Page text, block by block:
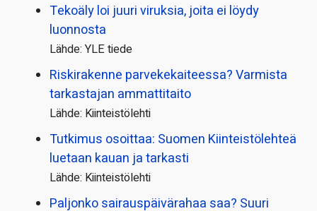
Tekoäly loi juuri viruksia, joita ei löydy
luonnosta
Lähde: YLE tiede
Riskirakenne parvekekaiteessa? Varmista
tarkastajan ammattitaito
Lähde: Kiinteistölehti
Tutkimus osoittaa: Suomen Kiinteistölehteä
luetaan kauan ja tarkasti
Lähde: Kiinteistölehti
Paljonko sairauspäivä­rahaa saa? Suuri